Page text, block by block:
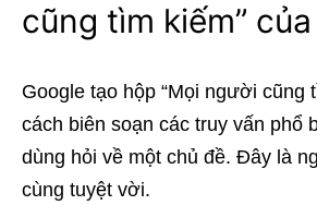
cũng tìm kiếm”
Google tạo hộp “Mọi người cũng
cách biên soạn các truy vấn phổ
dùng hỏi về một chủ đề. Đây là
cùng tuyệt vời.